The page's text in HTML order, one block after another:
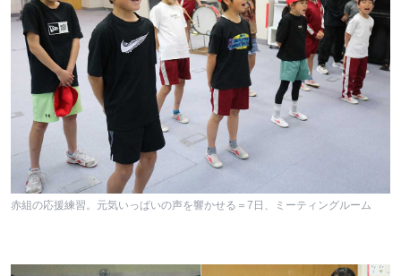
赤組の応援練習。元気いっぱいの声を響かせる＝7日、ミーティングルーム